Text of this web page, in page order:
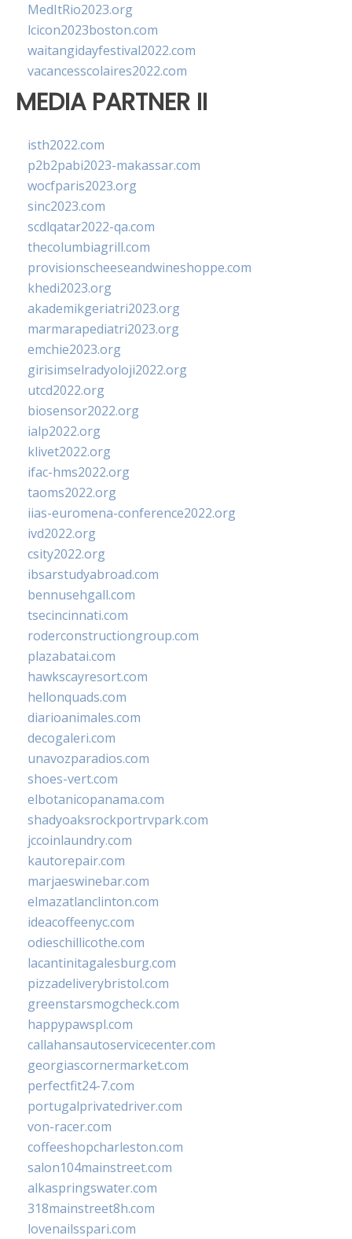
MedItRio2023.org
lcicon2023boston.com
waitangidayfestival2022.com
vacancesscolaires2022.com
MEDIA PARTNER II
isth2022.com
p2b2pabi2023-makassar.com
wocfparis2023.org
sinc2023.com
scdlqatar2022-qa.com
thecolumbiagrill.com
provisionscheeseandwineshoppe.com
khedi2023.org
akademikgeriatri2023.org
marmarapediatri2023.org
emchie2023.org
girisimselradyoloji2022.org
utcd2022.org
biosensor2022.org
ialp2022.org
klivet2022.org
ifac-hms2022.org
taoms2022.org
iias-euromena-conference2022.org
ivd2022.org
csity2022.org
ibsarstudyabroad.com
bennusehgall.com
tsecincinnati.com
roderconstructiongroup.com
plazabatai.com
hawkscayresort.com
hellonquads.com
diarioanimales.com
decogaleri.com
unavozparadios.com
shoes-vert.com
elbotanicopanama.com
shadyoaksrockportrvpark.com
jccoinlaundry.com
kautorepair.com
marjaeswinebar.com
elmazatlanclinton.com
ideacoffeenyc.com
odieschillicothe.com
lacantinitagalesburg.com
pizzadeliverybristol.com
greenstarsmogcheck.com
happypawspl.com
callahansautoservicecenter.com
georgiascornermarket.com
perfectfit24-7.com
portugalprivatedriver.com
von-racer.com
coffeeshopcharleston.com
salon104mainstreet.com
alkaspringswater.com
318mainstreet8h.com
lovenailsspari.com